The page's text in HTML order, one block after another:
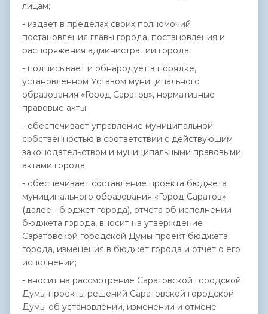
лицам;
- издает в пределах своих полномочий
постановления главы города, постановления и
распоряжения администрации города;
- подписывает и обнародует в порядке,
установленном Уставом муниципального
образования «Город Саратов», нормативные
правовые акты;
- обеспечивает управление муниципальной
собственностью в соответствии с действующим
законодательством и муниципальными правовыми
актами города;
- обеспечивает составление проекта бюджета
муниципального образования «Город Саратов»
(далее - бюджет города), отчета об исполнении
бюджета города, вносит на утверждение
Саратовской городской Думы проект бюджета
города, изменения в бюджет города и отчет о его
исполнении;
- вносит на рассмотрение Саратовской городской
Думы проекты решений Саратовской городской
Думы об установлении, изменении и отмене